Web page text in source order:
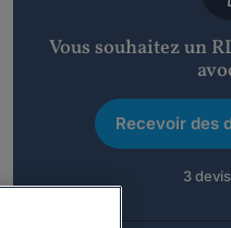
Vous souhaitez un
Recevoir des
3